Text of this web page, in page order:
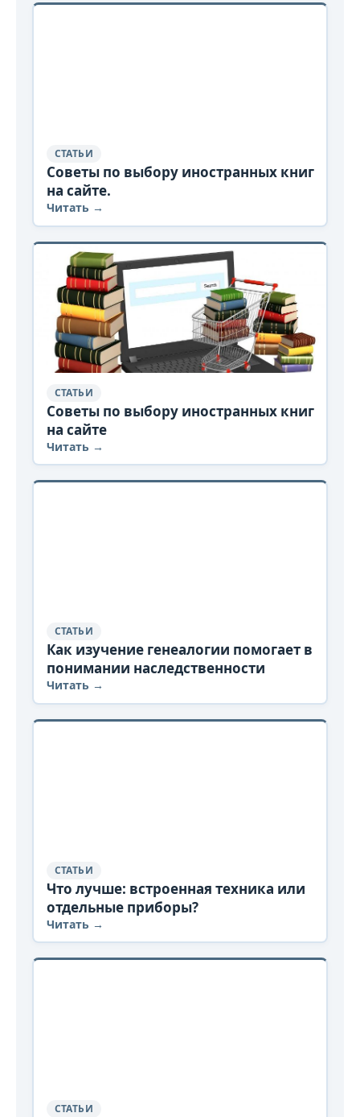
СТАТЬИ
Советы по выбору иностранных книг
на сайте.
Читать →
СТАТЬИ
Советы по выбору иностранных книг
на сайте
Читать →
СТАТЬИ
Как изучение генеалогии помогает в
понимании наследственности
Читать →
СТАТЬИ
Что лучше: встроенная техника или
отдельные приборы?
Читать →
СТАТЬИ